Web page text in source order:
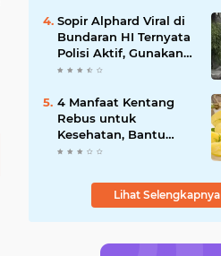
Ketegangan dengan
AS
Sopir Alphard Viral di
Bundaran HI Ternyata
Polisi Aktif, Gunakan
Pelat Palsu dan Kena
4 Manfaat Kentang
Rebus untuk
Kesehatan, Bantu
Turunkan Berat Badan
Pencernaan
Lihat Selengkapnya